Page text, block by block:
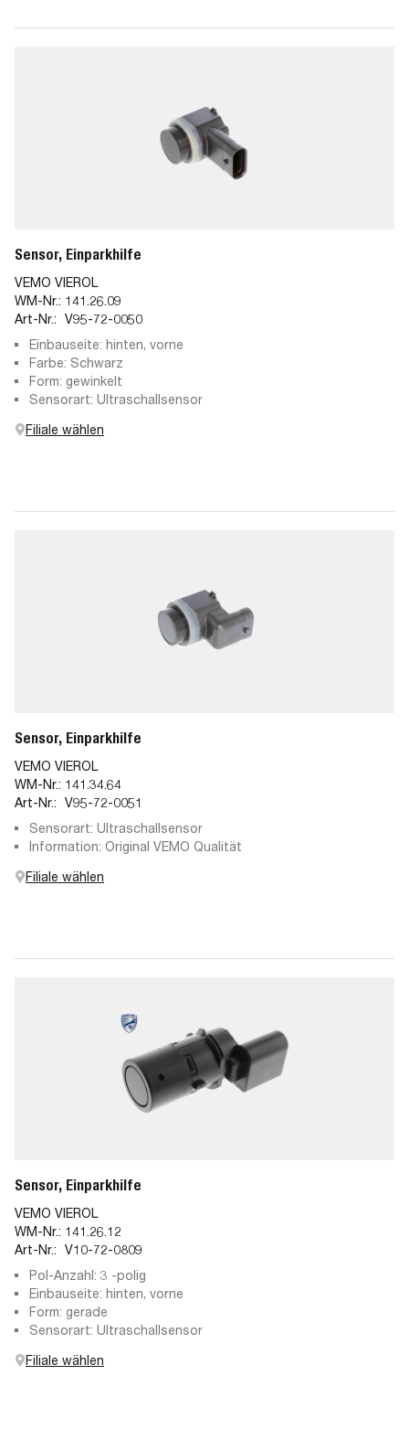
Sensor, Einparkhilfe
VEMO VIEROL
WM-Nr.: 141.26.09
Art-Nr.: V95-72-0050
Einbauseite: hinten, vorne
Farbe: Schwarz
Form: gewinkelt
Sensorart: Ultraschallsensor
Filiale wählen
Sensor, Einparkhilfe
VEMO VIEROL
WM-Nr.: 141.34.64
Art-Nr.: V95-72-0051
Sensorart: Ultraschallsensor
Information: Original VEMO Qualität
Filiale wählen
Sensor, Einparkhilfe
VEMO VIEROL
WM-Nr.: 141.26.12
Art-Nr.: V10-72-0809
Pol-Anzahl: 3 -polig
Einbauseite: hinten, vorne
Form: gerade
Sensorart: Ultraschallsensor
Filiale wählen